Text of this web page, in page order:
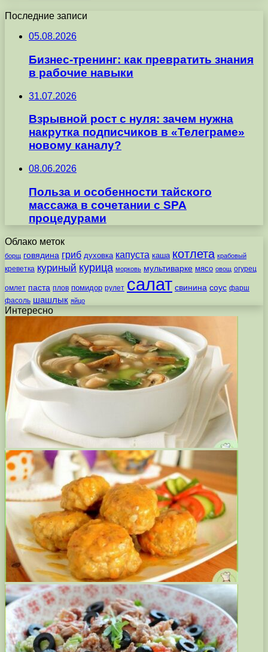
Последние записи
05.08.2026
Бизнес-тренинг: как превратить знания
в рабочие навыки
31.07.2026
Взрывной рост с нуля: зачем нужна
накрутка подписчиков в «Телеграме»
новому каналу?
08.06.2026
Польза и особенности тайского
массажа в сочетании с SPA
процедурами
Облако меток
борщ говядина гриб духовка капуста каша котлета крабовый
креветка куриный курица морковь мультиварке мясо овощ огурец
омлет паста плов помидор рулет салат свинина соус фарш
фасоль шашлык яйцо
Интересно